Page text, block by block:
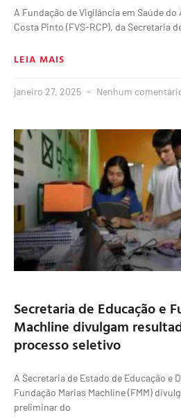
A Fundação de Vigilância em Saúde do
Costa Pinto (FVS-RCP), da Secretaria
LEIA MAIS
janeiro 27, 2025 Nenhum
Secretaria de Educação e
Machline divulgam
processo seletivo
A Secretaria de Estado de Educação e
Fundação Marias Machline (FMM)
preliminar do